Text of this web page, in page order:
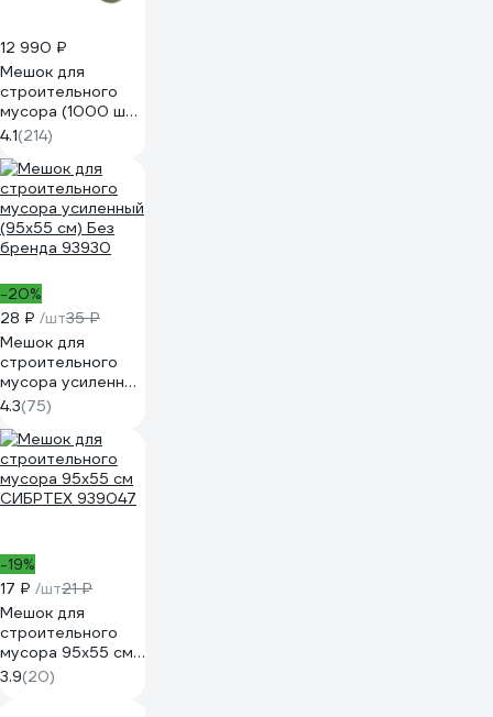
12 990 ₽
Мешок для
строительного
мусора (1000 шт;
55х95 см;
зеленый) Gigant
12-005
4.1(214)
-20%
28 ₽ /шт35 ₽
Мешок для
строительного
мусора усиленный
(95x55 см) Без
бренда 93930
4.3(75)
-19%
17 ₽ /шт21 ₽
Мешок для
строительного
мусора 95х55 см
СИБРТЕХ 939047
3.9(20)